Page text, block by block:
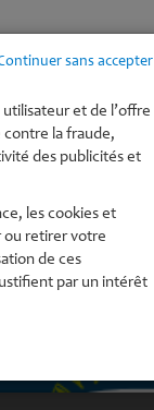
-
Culture
sans accepter
et de l’offre
contre la fraude,
des publicités et
les cookies et
ou retirer votre
de ces
par un intérêt